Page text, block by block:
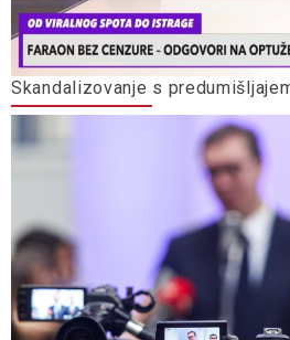
Skandalizovanje s